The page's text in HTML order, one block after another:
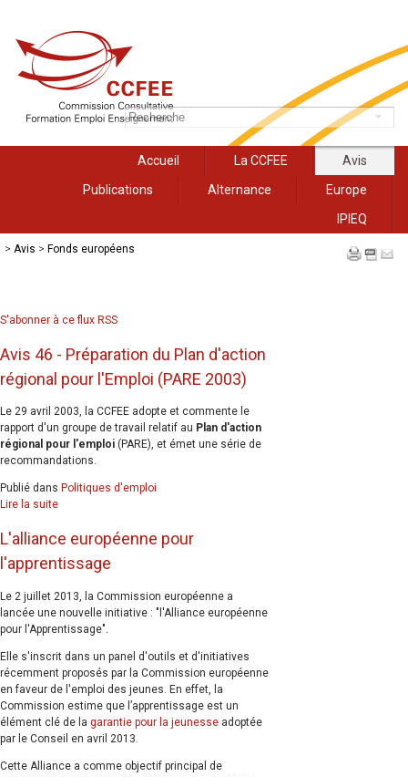
Accueil La CCFEE
Avis
Publications
Alternance
Europe
IPIEQ
> Avis > Fonds européens
S'abonner à ce flux RSS
Avis 46 - Préparation du Plan d'action
régional pour l'Emploi (PARE 2003)
Le 29 avril 2003, la CCFEE adopte et commente le
rapport d'un groupe de travail relatif au Plan d'action
régional pour l'emploi (PARE), et émet une série de
recommandations.
Publié dans Politiques d'emploi
Lire la suite
L'alliance européenne pour
l'apprentissage
Le 2 juillet 2013, la Commission européenne a
lancée une nouvelle initiative : "l'Alliance européenne
pour l'Apprentissage".
Elle s'inscrit dans un panel d'outils et d'initiatives
récemment proposés par la Commission européenne
en faveur de l'emploi des jeunes. En effet, la
Commission estime que l’apprentissage est un
élément clé de la garantie pour la jeunesse adoptée
par le Conseil en avril 2013.
Cette Alliance a comme objectif principal de